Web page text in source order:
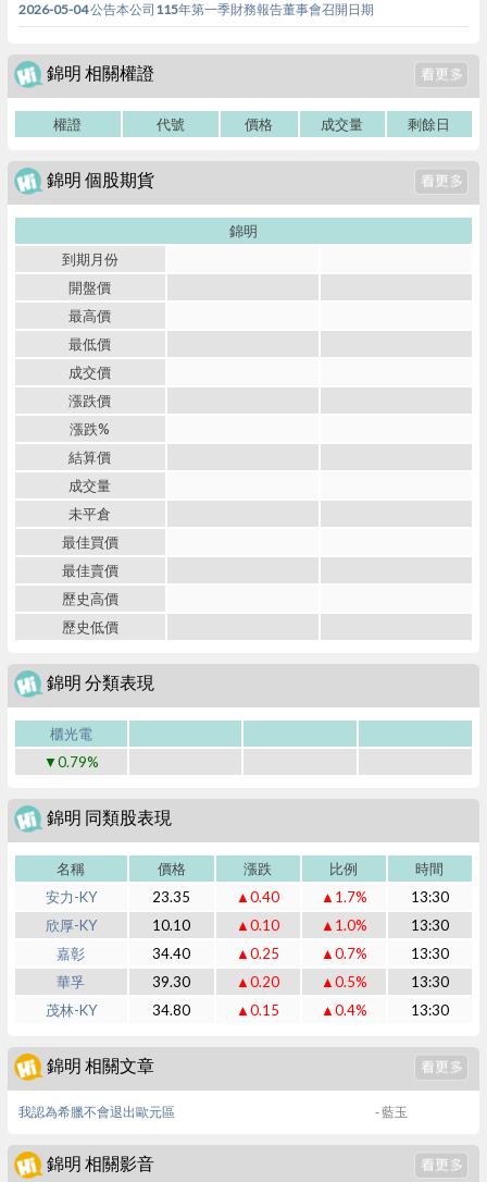
2026-05-04 公告本公司115年第一季財務報告董事會召開日期
錦明 相關權證
權證 代號 價格 成交量 剩餘日
錦明 個股期貨
錦明
到期月份
開盤價
最高價
最低價
成交價
漲跌價
漲跌%
結算價
成交量
未平倉
最佳買價
最佳賣價
歷史高價
歷史低價
錦明 分類表現
櫃光電
▼0.79%
錦明 同類股表現
名稱 價格 漲跌 比例
時間
安力-KY
23.35 ▲0.40 ▲1.7%
13:30
欣厚-KY
10.10 ▲0.10 ▲1.0%
13:30
嘉彰
34.40 ▲0.25 ▲0.7%
13:30
華孚
39.30 ▲0.20 ▲0.5%
13:30
茂林-KY
34.80 ▲0.15 ▲0.4% 13:30
錦明 相關文章
- 藍玉
我認為希臘不會退出歐元區
錦明 相關影音